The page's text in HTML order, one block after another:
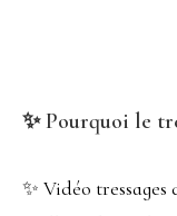
✨ Pourquoi le
✨ Vidéo